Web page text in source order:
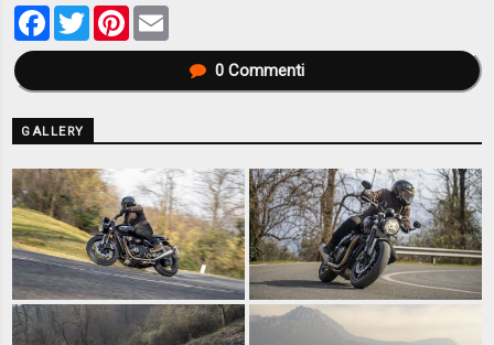
Facebook
TwitterPinterest
0Commenti
GALLERY